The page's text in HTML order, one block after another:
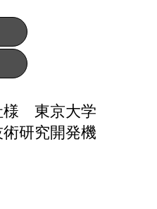
様 東京大学
研究開発機